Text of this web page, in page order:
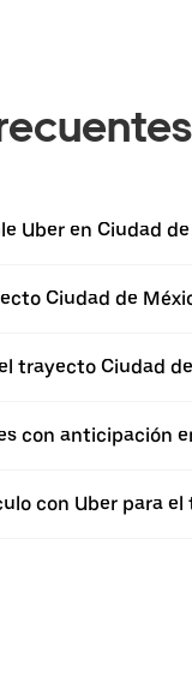
Uber en Ciudad
Ciudad de
trayecto Ciudad
con anticipación
con Uber para